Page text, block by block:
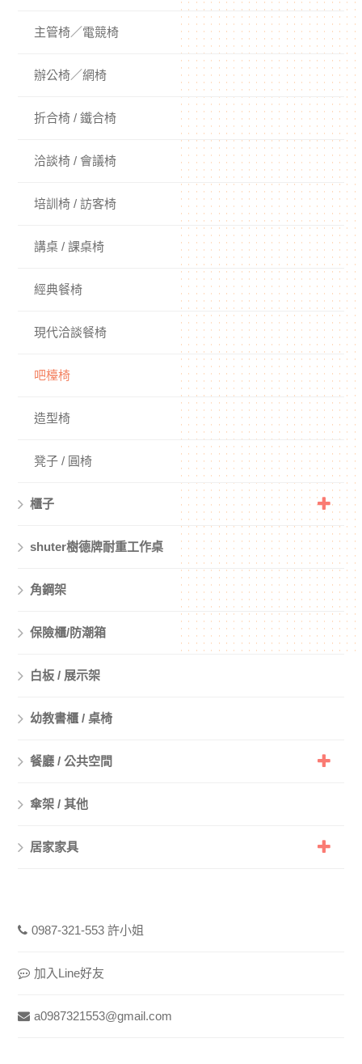
主管椅／電競椅
辦公椅／網椅
折合椅 / 鐵合椅
洽談椅 / 會議椅
培訓椅 / 訪客椅
講桌 / 課桌椅
經典餐椅
現代洽談餐椅
吧檯椅
造型椅
凳子 / 圓椅
櫃子
shuter樹德牌耐重工作桌
角鋼架
保險櫃/防潮箱
白板 / 展示架
幼教書櫃 / 桌椅
餐廳 / 公共空間
傘架 / 其他
居家家具
0987-321-553 許小姐
加入Line好友
a0987321553@gmail.com